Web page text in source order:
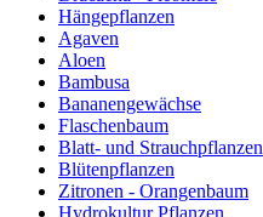
Hängepflanzen
Agaven
Aloen
Bambusa
Bananengewächse
Flaschenbaum
Blatt- und Strauchpflanzen
Blütenpflanzen
Zitronen - Orangenbaum
Hydrokultur Pflanzen